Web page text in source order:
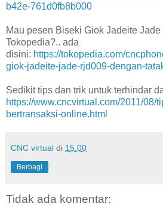
b42e-761d0fb8b000
Mau pesen Biseki Giok Jadeite
Tokopedia?.. ada
disini: https://tokopedia.com/
giok-jadeite-jade-rjd009-dengan-
Sedikit tips dan trik untuk terhindar
https://www.cncvirtual.com/2011/08/
bertransaksi-online.html
CNC virtual di 15.00
Berbagi
Tidak ada komentar: